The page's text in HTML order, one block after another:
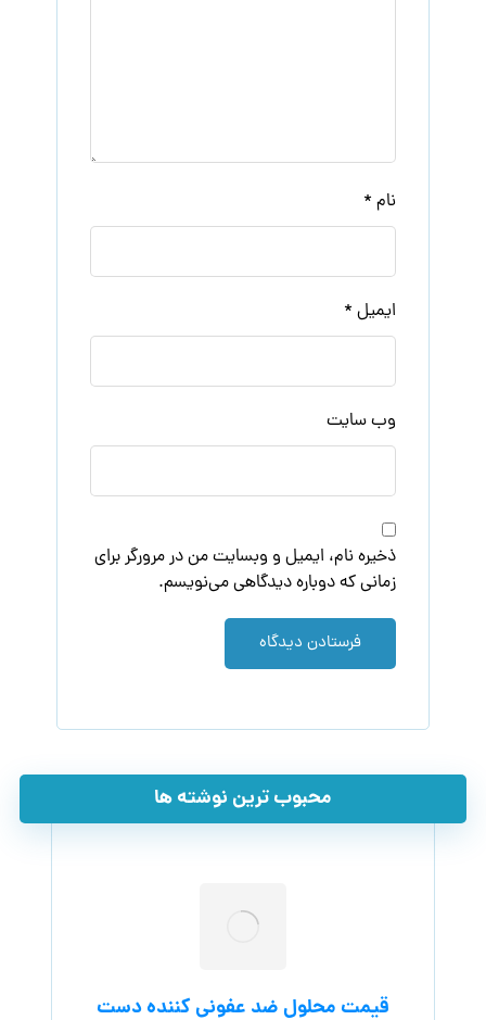
نام *
ایمیل *
وب‌ سایت
ذخیره نام، ایمیل و وبسایت من در مرورگر برای
زمانی که دوباره دیدگاهی می‌نویسم.
فرستادن دیدگاه
محبوب ترین نوشته ها
قیمت محلول ضد عفونی کننده دست